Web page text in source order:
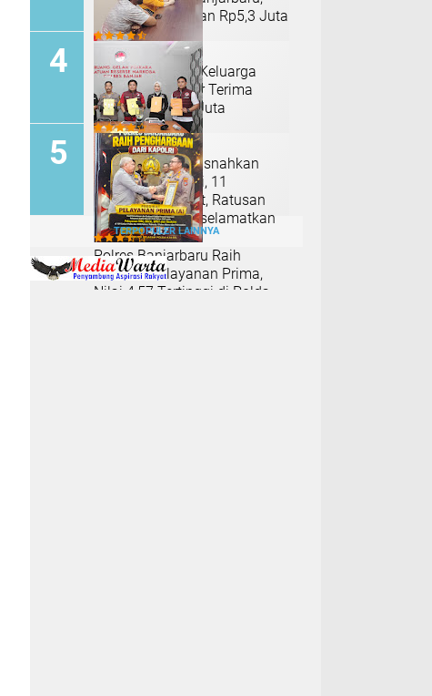
Raup Uang Korban Rp5,3 Juta
Mediasi Tuntas, Keluarga
Almarhum Tawar Terima
Santunan Rp16 Juta
Polres Banjar Musnahkan
Sabu dan Ekstasi, 11
Tersangka Dijerat, Ratusan
Jiwa Diklaim Terselamatkan
Polres Banjarbaru Raih
Predikat Pelayanan Prima,
Nilai 4,57 Tertinggi di Polda
TERPOPULER LAINNYA